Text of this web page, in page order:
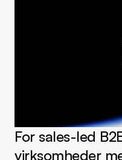
For sales-led
virksomheder